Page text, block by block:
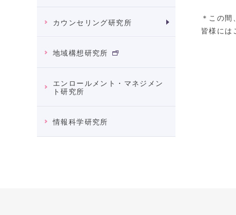
カウンセリング研究所
地域構想研究所
エンロールメント・マネジメン
ト研究所
情報科学研究所
＊この間
皆様には